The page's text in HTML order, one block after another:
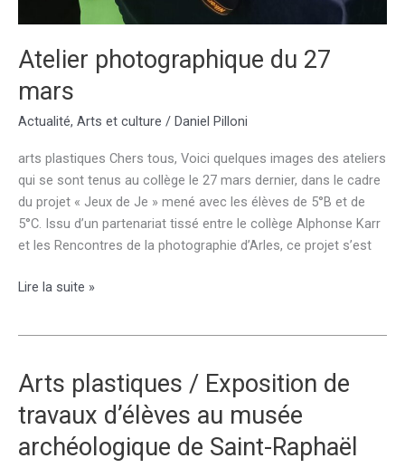
Atelier photographique du 27
mars
Actualité, Arts et culture / Daniel Pilloni
arts plastiques Chers tous, Voici quelques images des ateliers
qui se sont tenus au collège le 27 mars dernier, dans le cadre
du projet « Jeux de Je » mené avec les élèves de 5°B et de
5°C. Issu d’un partenariat tissé entre le collège Alphonse Karr
et les Rencontres de la photographie d’Arles, ce projet s’est
Atelier
mars
Lire la suite »
Arts plastiques / Exposition de
travaux d’élèves au musée
archéologique de Saint-Raphaël